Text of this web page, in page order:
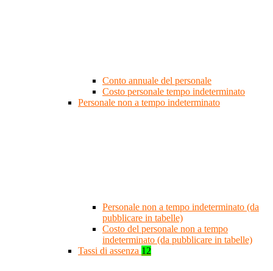
Conto annuale del personale
Costo personale tempo indeterminato
Personale non a tempo indeterminato
Personale non a tempo indeterminato (da
pubblicare in tabelle)
Costo del personale non a tempo
indeterminato (da pubblicare in tabelle)
Tassi di assenza 12